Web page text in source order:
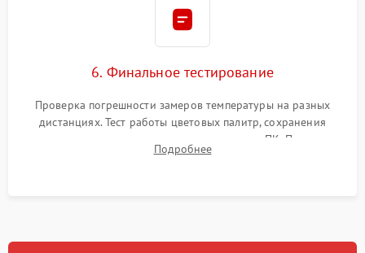
6. Финальное тестирование
Проверка погрешности замеров температуры на разных
дистанциях. Тест работы цветовых палитр, сохранения
термограмм в память и передачи данных на ПК. Проверка
автономности работы и итоговый контроль качества.
Подробнее